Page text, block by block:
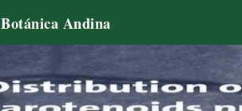
Botánica Andina